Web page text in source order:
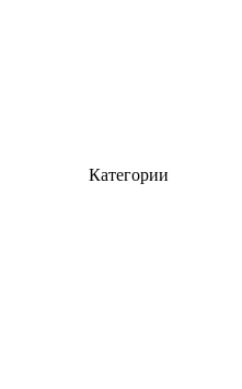
Категории